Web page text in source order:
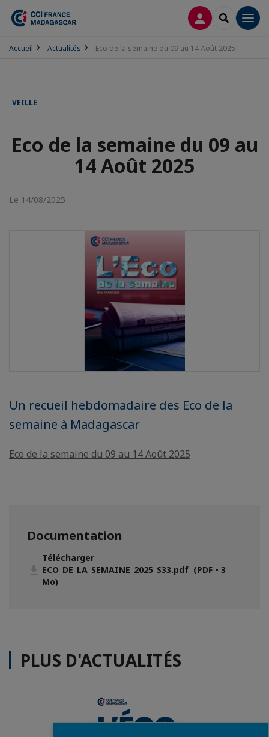
CONNEXION
Accueil Actualités Eco de la semaine du 09 au 14 Août 2025
VEILLE
Eco de la semaine du 09 au
14 Août 2025
Le 14/08/2025
Un recueil hebdomadaire des Eco de la
semaine à Madagascar
Eco de la semaine du 09 au 14 Août 2025
Documentation
Télécharger
ECO_DE_LA_SEMAINE_2025_S33.pdf (PDF • 3
Mo)
PLUS D'ACTUALITÉS